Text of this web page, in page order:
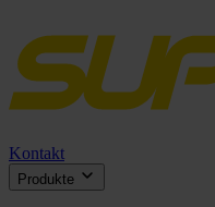
Kontakt
Produkte